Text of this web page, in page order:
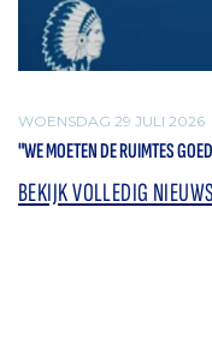
WOENSDAG 29 JULI 2026
"WE MOETEN DE RUIMTES
BEKIJK VOLLEDIG